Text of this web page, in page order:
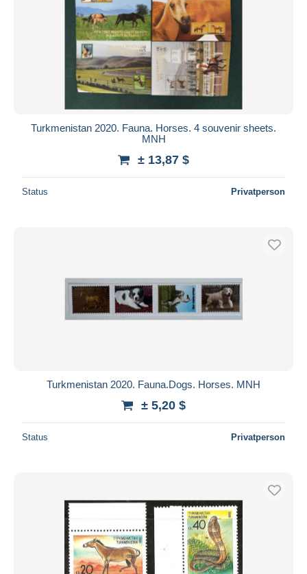
Turkmenistan 2020. Fauna. Horses. 4 souvenir sheets.
MNH
± 13,87 $
Status Privatperson
Turkmenistan 2020. Fauna.Dogs. Horses. MNH
± 5,20 $
Status Privatperson